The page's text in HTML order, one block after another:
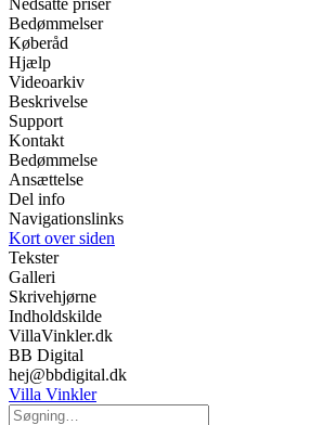
Bedømmelser
Køberåd
Hjælp
Videoarkiv
Beskrivelse
Support
Kontakt
Bedømmelse
Ansættelse
Del info
Navigationslinks
Kort over siden
Tekster
Galleri
Skrivehjørne
Indholdskilde
VillaVinkler.dk
BB Digital
hej@bbdigital.dk
Villa Vinkler